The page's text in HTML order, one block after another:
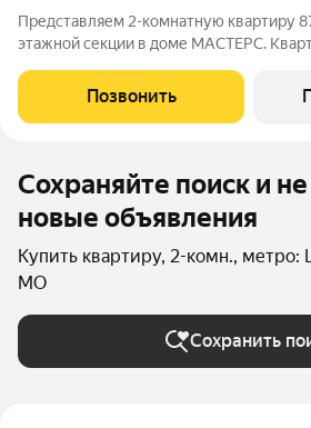
Представляем 2-комнатную квартиру
этажной секции в доме МАСТЕРС.
июле! Подробности в офисе отдела продаж. - Мастер-спальня -
Гардеробная - Виды на
Позвонить
Сохраняйте поиск и
новые объявления
Купить квартиру, 2-комн.,
МО
Сохранить